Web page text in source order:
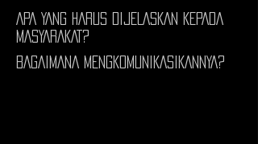
APA YANG HARUS DIJELASKAN KEPADA
MASYARAKAT?
BAGAIMANA MENGKOMUNIKASIKANNYA?